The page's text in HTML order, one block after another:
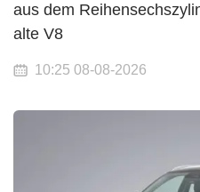
aus dem
alte V8
10:25 08-08-2026